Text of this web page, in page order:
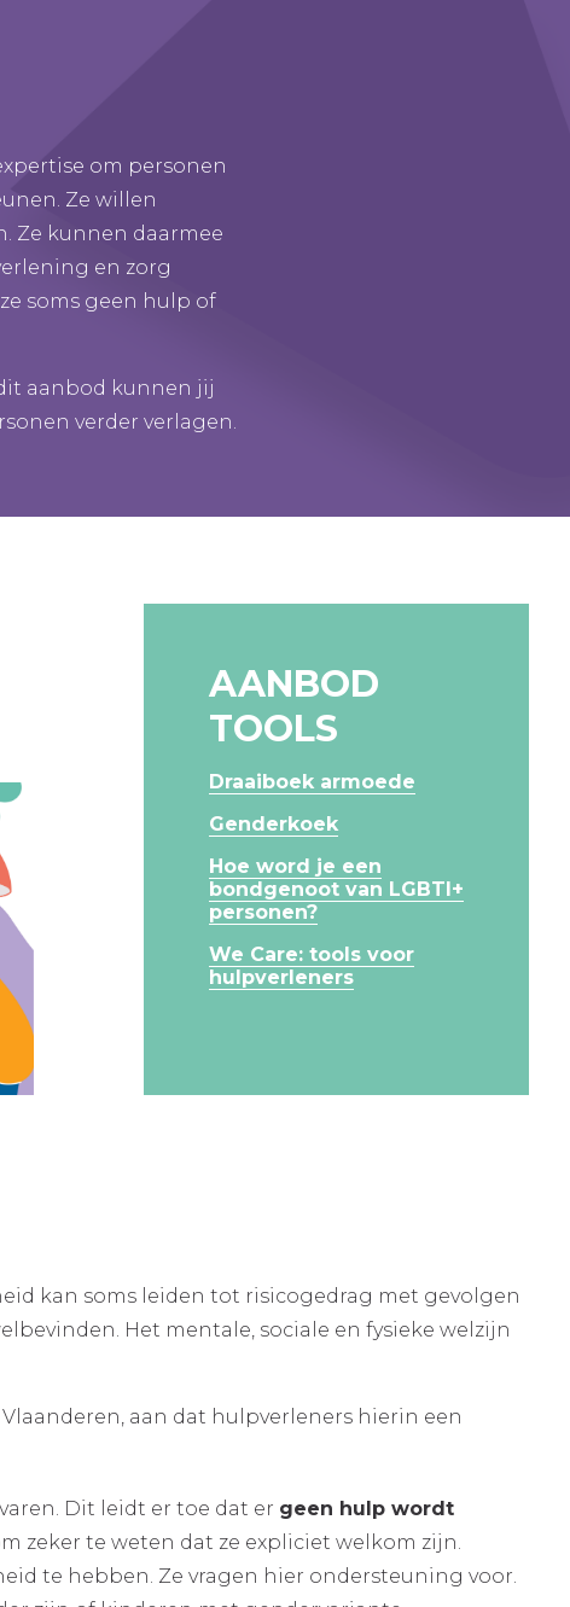
om personen
Ze willen
Ze kunnen daarmee
en zorg
soms geen hulp of
aanbod kunnen jij
verder verlagen.
AANBOD
TOOLS
Draaiboek armoede
Genderkoek
Hoe word je een
bondgenoot van LGBTI+
personen?
We Care: tools voor
hulpverleners
kan soms leiden tot risicogedrag met gevolgen
Het mentale, sociale en fysieke welzijn
aan dat hulpverleners hierin een
Dit leidt er toe dat er geen hulp wordt
zeker te weten dat ze expliciet welkom zijn.
te hebben. Ze vragen hier ondersteuning voor.